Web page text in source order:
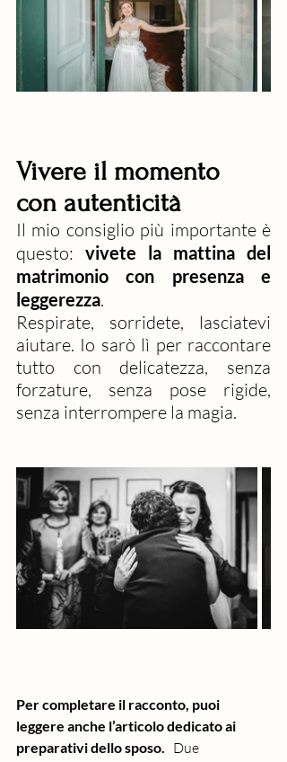
Vivere il momento
con autenticità
Il mio consiglio più importante è
questo: vivete la mattina del
matrimonio con presenza e
leggerezza.
Respirate, sorridete, lasciatevi
aiutare. Io sarò lì per raccontare
tutto con delicatezza, senza
forzature, senza pose rigide,
senza interrompere la magia.
Per completare il racconto, puoi
leggere anche l’articolo dedicato ai
preparativi dello sposo. Due